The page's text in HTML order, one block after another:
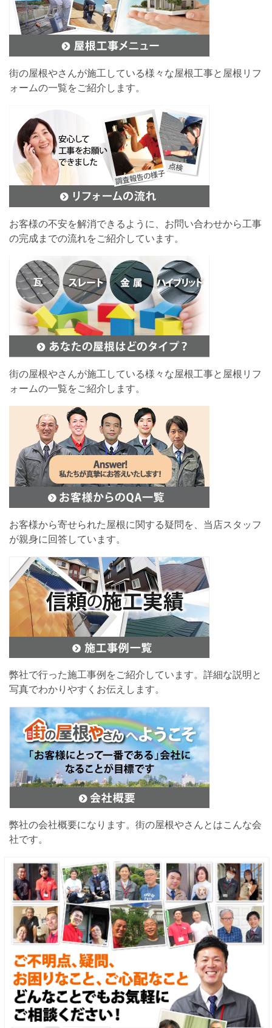
街の屋根やさんが施工している様々な屋根工事と屋根リフ
ォームの一覧をご紹介します。
お客様の不安を解消できるように、お問い合わせから工事
の完成までの流れをご紹介しています。
街の屋根やさんが施工している様々な屋根工事と屋根リフ
ォームの一覧をご紹介します。
お客様から寄せられた屋根に関する疑問を、当店スタッフ
が親身に回答しています。
弊社で行った施工事例をご紹介しています。詳細な説明と
写真でわかりやすくお伝えします。
弊社の会社概要になります。街の屋根やさんとはこんな会
社です。